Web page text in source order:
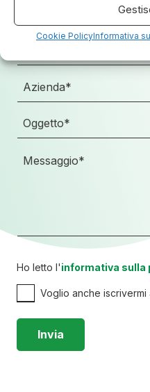
Cookie PolicyInformativa
Ho letto l'informativa sulla
Voglio anche iscrivermi